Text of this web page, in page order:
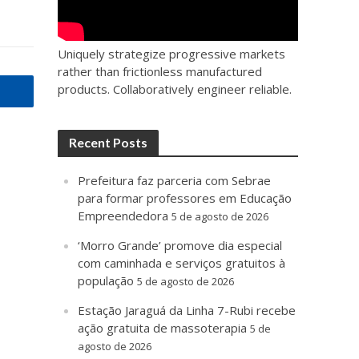
Uniquely strategize progressive markets
rather than frictionless manufactured
products. Collaboratively engineer reliable.
Recent Posts
Prefeitura faz parceria com Sebrae
para formar professores em Educação
Empreendedora 5 de agosto de 2026
‘Morro Grande’ promove dia especial
com caminhada e serviços gratuitos à
população 5 de agosto de 2026
Estação Jaraguá da Linha 7-Rubi recebe
ação gratuita de massoterapia 5 de
agosto de 2026